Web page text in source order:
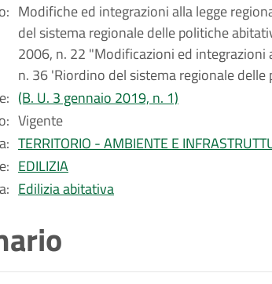
Modifiche ed integrazioni alla legge
del sistema regionale delle politiche
2006, n. 22 "Modificazioni ed integrazioni
n. 36 'Riordino del sistema regionale
(B. U. 3 gennaio 2019, n. 1)
Vigente
TERRITORIO - AMBIENTE E
EDILIZIA
Edilizia abitativa